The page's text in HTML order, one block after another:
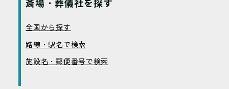
斎場・葬儀社を探す
全国から探す
路線・駅名で検索
施設名・郵便番号で検索